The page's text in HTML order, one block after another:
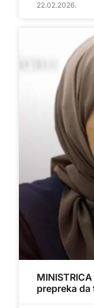
22.02.2026.
prepreka